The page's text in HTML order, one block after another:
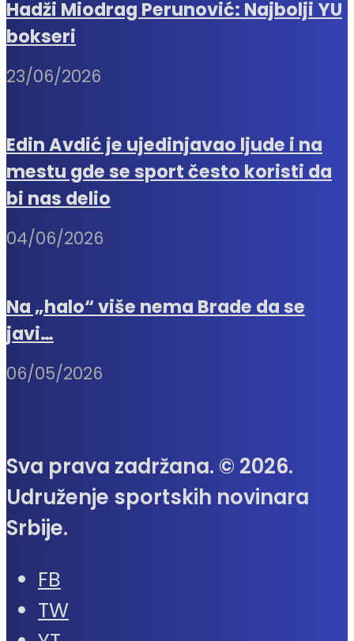
Hadži Miodrag Perunović: Najbolji YU
bokseri
23/06/2026
Edin Avdić je ujedinjavao ljude i na
mestu gde se sport često koristi da
bi nas delio
04/06/2026
Na „halo“ više nema Brade da se
javi…
06/05/2026
Sva prava zadržana. © 2026.
Udruženje sportskih novinara
Srbije.
FB
TW